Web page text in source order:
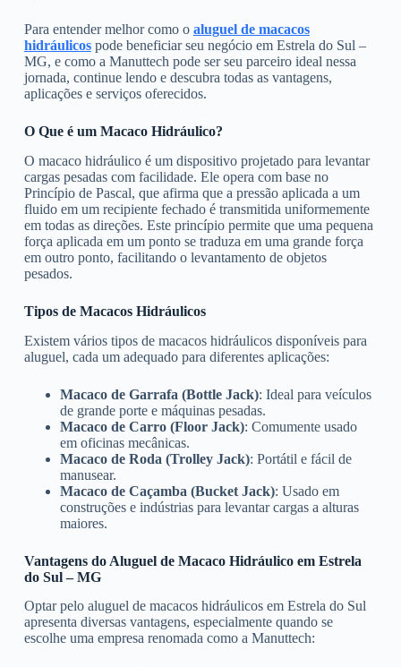
Para entender melhor como o aluguel de macacos
hidráulicospode beneficiar seu negócio em Estrela do Sul –
MG, e como a Manuttech pode ser seu parceiro ideal nessa
jornada, continue lendo e descubra todas as vantagens,
aplicações e serviços oferecidos.
O Que é um Macaco Hidráulico?
O macaco hidráulico é um dispositivo projetado para levantar
cargas pesadas com facilidade. Ele opera com base no
Princípio de Pascal, que afirma que a pressão aplicada a um
fluido em um recipiente fechado é transmitida uniformemente
em todas as direções. Este princípio permite que uma pequena
força aplicada em um ponto se traduza em uma grande força
em outro ponto, facilitando o levantamento de objetos
pesados.
Tipos de Macacos Hidráulicos
Existem vários tipos de macacos hidráulicos disponíveis para
aluguel, cada um adequado para diferentes aplicações:
Macaco de Garrafa (Bottle Jack): Ideal para veículos
de grande porte e máquinas pesadas.
Macaco de Carro (Floor Jack): Comumente usado
em oficinas mecânicas.
Macaco de Roda (Trolley Jack): Portátil e fácil de
manusear.
Macaco de Caçamba (Bucket Jack): Usado em
construções e indústrias para levantar cargas a alturas
maiores.
Vantagens do Aluguel de Macaco Hidráulico em Estrela
do Sul – MG
Optar pelo aluguel de macacos hidráulicos em Estrela do Sul
apresenta diversas vantagens, especialmente quando se
escolhe uma empresa renomada como a Manuttech: